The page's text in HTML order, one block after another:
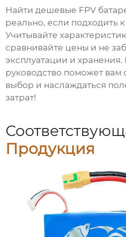
Найти дешевые FPV
реально, если подходить
Учитывайте
сравнивайте цены и не
эксплуатации и хранения.
руководство поможет вам
выбор и наслаждаться
затрат!
Продукция